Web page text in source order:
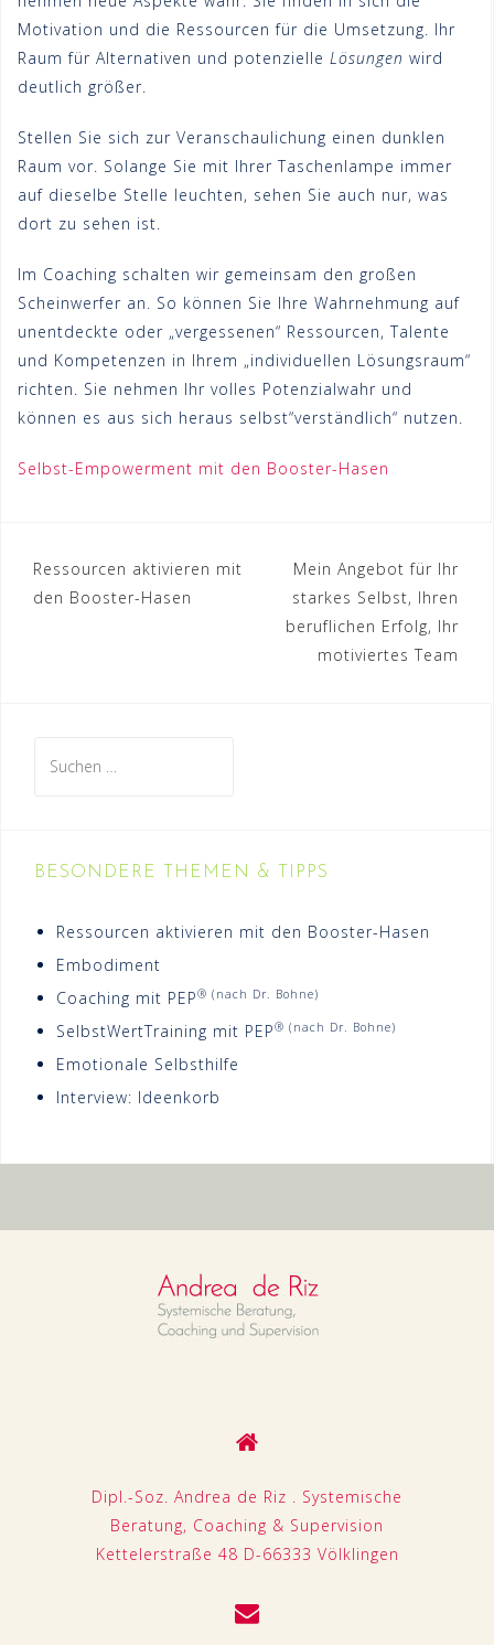
Motivation und die Ressourcen für die Umsetzung. Ihr
Raum für Alternativen und potenzielle Lösungen wird
deutlich größer.
Stellen Sie sich zur Veranschaulichung einen dunklen
Raum vor. Solange Sie mit Ihrer Taschenlampe immer
auf dieselbe Stelle leuchten, sehen Sie auch nur, was
dort zu sehen ist.
Im Coaching schalten wir gemeinsam den großen
Scheinwerfer an. So können Sie Ihre Wahrnehmung auf
unentdeckte oder „vergessenen“ Ressourcen, Talente
und Kompetenzen in Ihrem „individuellen Lösungsraum“
richten. Sie nehmen Ihr volles Potenzialwahr und
können es aus sich heraus selbst“verständlich“ nutzen.
Selbst-Empowerment mit den Booster-Hasen
Beitragsnavigation
Ressourcen aktivieren mit
den Booster-Hasen
Mein Angebot für Ihr
starkes Selbst, Ihren
beruflichen Erfolg, Ihr
motiviertes Team
nach:
BESONDERE THEMEN & TIPPS
Ressourcen aktivieren mit den Booster-Hasen
Embodiment
Coaching mit PEP® (nach Dr. Bohne)
SelbstWertTraining mit PEP® (nach Dr. Bohne)
Emotionale Selbsthilfe
Interview: Ideenkorb
Dipl.-Soz. Andrea de Riz . Systemische
Beratung, Coaching & Supervision
Kettelerstraße 48 D-66333 Völklingen